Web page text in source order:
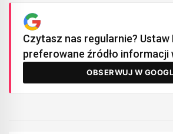
Czytasz nas regularnie? Ustaw
preferowane źródło informacji
OBSERWUJ W